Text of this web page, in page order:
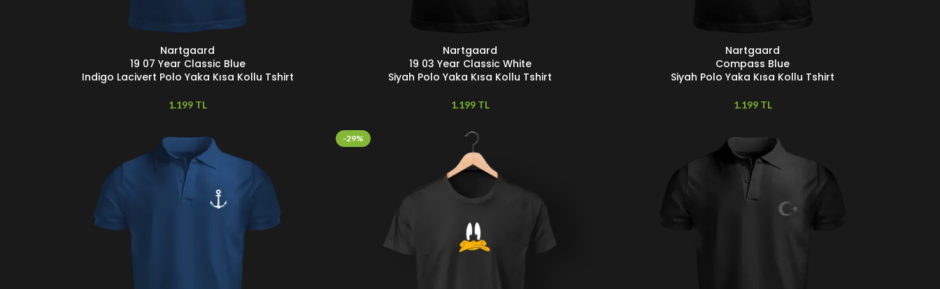
Nartgaard
19 07 Year Classic Blue
Indigo Lacivert Polo Yaka Kısa Kollu Tshirt
TL
Nartgaard
19 03 Year Classic White
Siyah Polo Yaka Kısa Kollu Tshirt
TL
Nartgaard
Compass Blue
Siyah Polo Yaka Kısa Kollu Tshirt
TL
-29%